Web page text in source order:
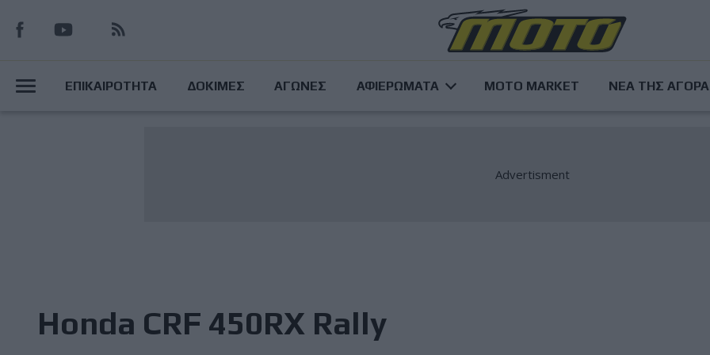
προς
κυρίως
MainΕΠΙΚΑΙΡΟΤΗΤΑ ΔΟΚΙΜΕΣ ΑΓΩΝΕΣ ΑΦΙΕΡΩΜΑΤΑ MOTO MARKET ΝΕΑ ΤΗΣ
Honda CRF 450RX Rally